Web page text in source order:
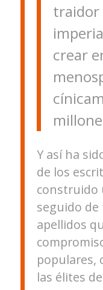
traidor
crear
Y así ha
de los
construido
seguido de
apellidos
populares,
las élites